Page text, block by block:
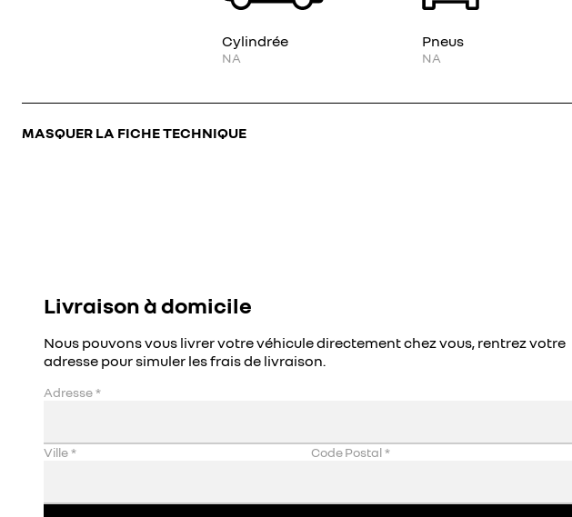
MASQUER LA FICHE TECHNIQUE
Cylindrée
NA
Pneus
NA
Livraison à domicile
Nous pouvons vous livrer votre véhicule directement chez vous, rentrez votre
adresse pour simuler les frais de livraison.
Adresse*
Ville* Code Postal*